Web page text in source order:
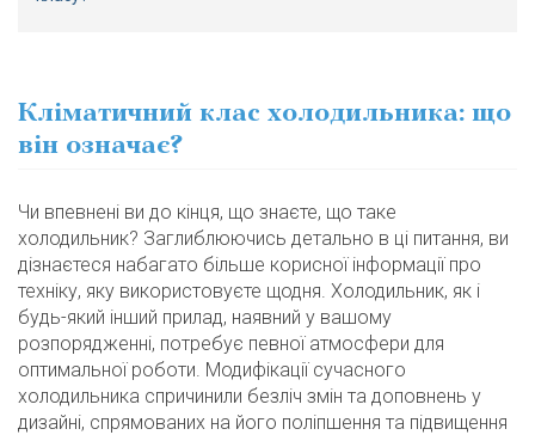
Кліматичний клас холодильника: що
він означає?
Чи впевнені ви до кінця, що знаєте, що таке
холодильник? Заглиблюючись детально в ці питання, ви
дізнаєтеся набагато більше корисної інформації про
техніку, яку використовуєте щодня. Холодильник, як і
будь-який інший прилад, наявний у вашому
розпорядженні, потребує певної атмосфери для
оптимальної роботи. Модифікації сучасного
холодильника спричинили безліч змін та доповнень у
дизайні, спрямованих на його поліпшення та підвищення